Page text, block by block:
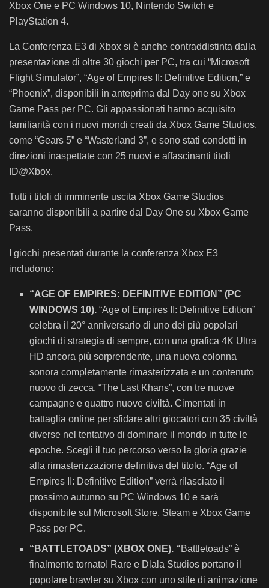
Xbox One e PC Windows 10, Nintendo Switch e
PlayStation 4.
La Conferenza E3 di Xbox si è anche contraddistinta dalla
presentazione di oltre 30 giochi per PC, tra cui “Microsoft
Flight Simulator”, “Age of Empires II: Definitive Edition,” e
“Phoenix”, disponibili in anteprima dal Day one su Xbox
Game Pass per PC. Gli appassionati hanno acquisito
familiarità con i nuovi mondi creati da Xbox Game Studios,
come “Gears 5” e “Wasterland 3”, e sono stati condotti in
direzioni inaspettate con 25 nuovi e affascinanti titoli
ID@Xbox.
Tutti i titoli di imminente uscita Xbox Game Studios
saranno disponibili a partire dal Day One su Xbox Game
Pass.
I giochi presentati durante la conferenza Xbox E3
includono:
“AGE OF EMPIRES: DEFINITIVE EDITION” (PC
WINDOWS 10). “Age of Empires II: Definitive Edition”
celebra il 20° anniversario di uno dei più popolari
giochi di strategia di sempre, con una grafica 4K Ultra
HD ancora più sorprendente, una nuova colonna
sonora completamente rimasterizzata e un contenuto
nuovo di zecca, “The Last Khans”, con tre nuove
campagne e quattro nuove civiltà. Cimentati in
battaglia online per sfidare altri giocatori con 35 civiltà
diverse nel tentativo di dominare il mondo in tutte le
epoche. Scegli il tuo percorso verso la gloria grazie
alla rimasterizzazione definitiva del titolo. “Age of
Empires II: Definitive Edition” verrà rilasciato il
prossimo autunno su PC Windows 10 e sarà
disponibile sul Microsoft Store, Steam e Xbox Game
Pass per PC.
“BATTLETOADS” (XBOX ONE). “Battletoads” è
finalmente tornato! Rare e Dlala Studios portano il
popolare brawler su Xbox con uno stile di animazione